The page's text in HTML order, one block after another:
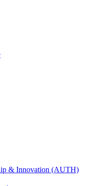
& Innovation (AUTH)